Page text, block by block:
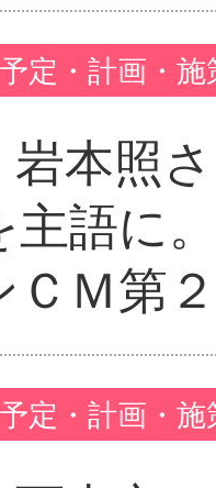
予定・計画・施
本照
主語に
ＣＭ第
予定・計画・施